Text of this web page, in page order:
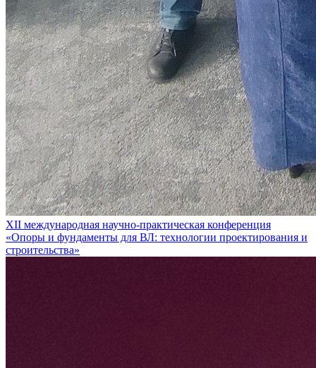
XII международная научно-практическая конференция
«Опоры и фундаменты для ВЛ: технологии проектирования и
строительства»